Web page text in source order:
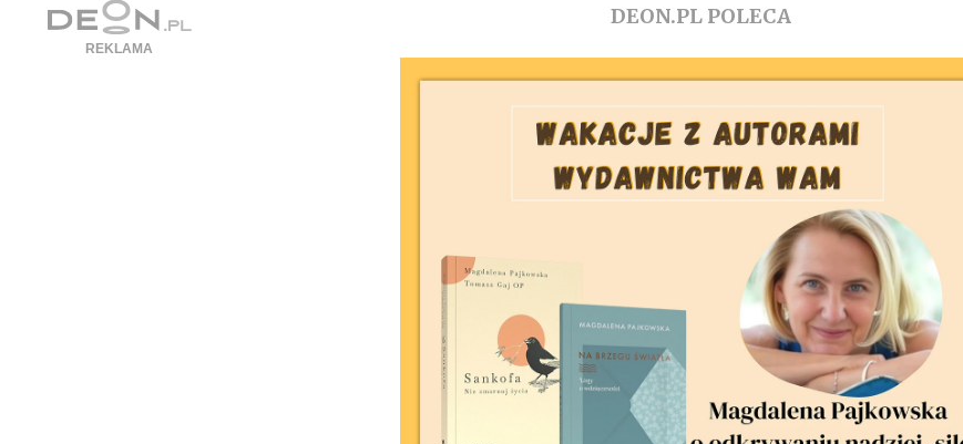
DEON.PL POLECA